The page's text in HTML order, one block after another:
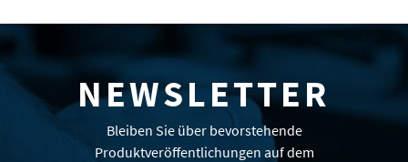
NEWSLETTER
Bleiben Sie über bevorstehende
Produktveröffentlichungen auf dem